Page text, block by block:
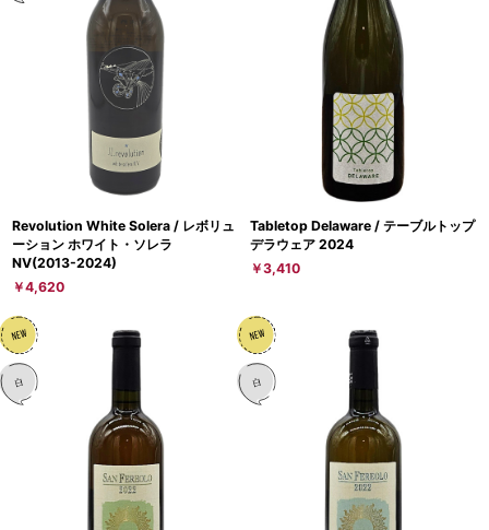
Revolution White Solera / レボリュ
ーション ホワイト・ソレラ
NV(2013-2024)
￥4,620
Tabletop Delaware / テーブルトップ
デラウェア 2024
￥3,410